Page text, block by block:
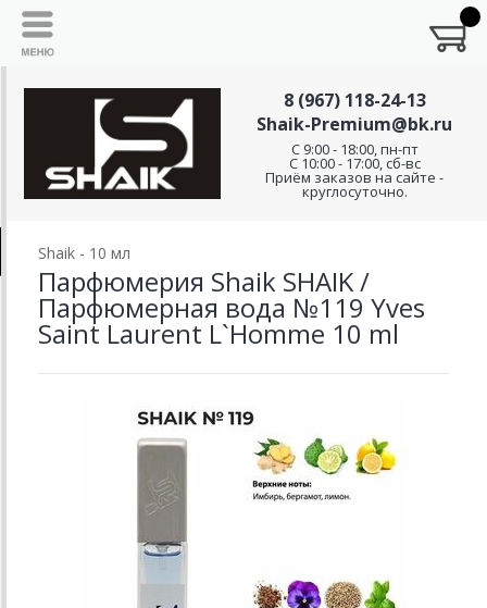
8 (967) 118-24-13
Shaik-Premium@bk.ru
C 9:00 - 18:00, пн-пт
С 10:00 - 17:00, сб-вс
Приём заказов на сайте -
круглосуточно.
Shaik - 10 мл
Парфюмерия Shaik SHAIK /
Парфюмерная вода №119 Yves
Saint Laurent L`Homme 10 ml